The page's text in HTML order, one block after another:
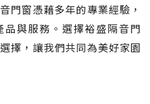
門窗憑藉多年的專業經驗，
與服務。選擇裕盛隔音門
擇，讓我們共同為美好家園